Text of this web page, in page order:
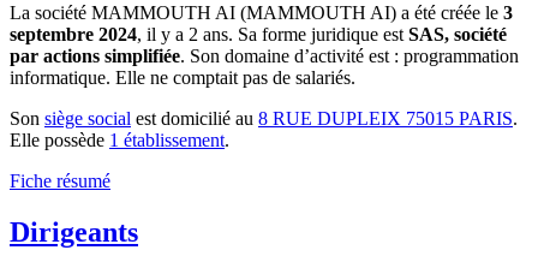
La société MAMMOUTH AI (MAMMOUTH AI) a été créée le 3
septembre 2024, il y a 2 ans. Sa forme juridique est SAS, société
par actions simplifiée. Son domaine d’activité est : programmation
informatique. Elle ne comptait pas de salariés.
Son siège social est domicilié au 8 RUE DUPLEIX 75015 PARIS.
Elle possède 1 établissement.
Fiche résumé
Dirigeants